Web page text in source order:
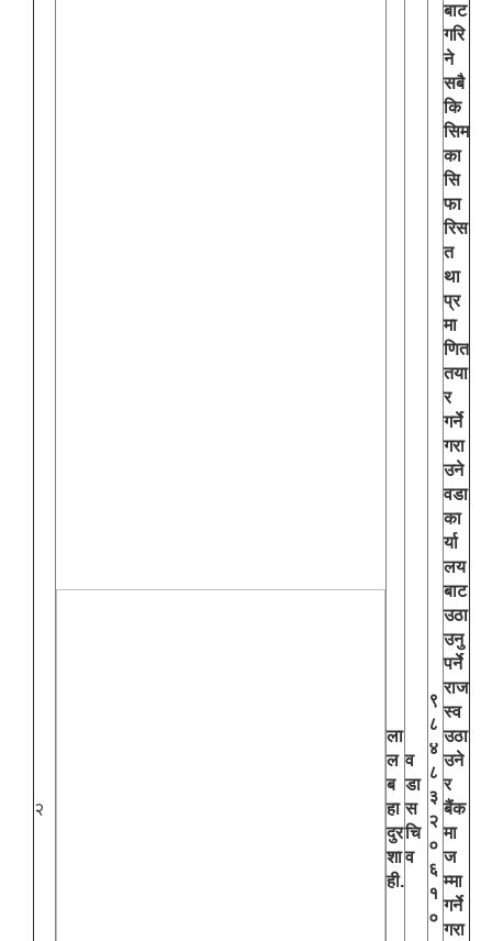
२
ला
ल
ब
हा
दुर
शा
ही.
व
डा
स
चि
व
९
८
४
८
३
२
०
६
१
०
बाट
गरि
ने
सबै
कि
सिम
का
सि
फा
रिस
त
था
प्र
मा
णित
तया
र
गर्ने
गरा
उने
वडा
का
र्या
लय
बाट
उठा
उनु
पर्ने
राज
स्व
उठा
उने
र
बैंक
मा
ज
म्मा
गर्ने
गरा